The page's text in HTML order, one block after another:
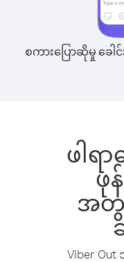
စကားပြောဆိုမှု ခေါင်
ဖါရ
ဖု
အတွ
Viber